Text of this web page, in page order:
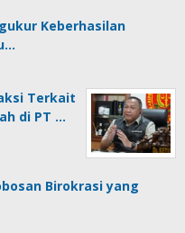
Keberhasilan
Terkait
di PT …
Birokrasi yang